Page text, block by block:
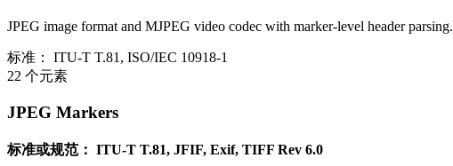
JPEG image format and MJPEG video codec with marker-level header parsing.
标准：
ITU-T T.81, ISO/IEC 10918-1
22 个元素
JPEG Markers
标准或规范： ITU-T T.81, JFIF, Exif, TIFF Rev 6.0